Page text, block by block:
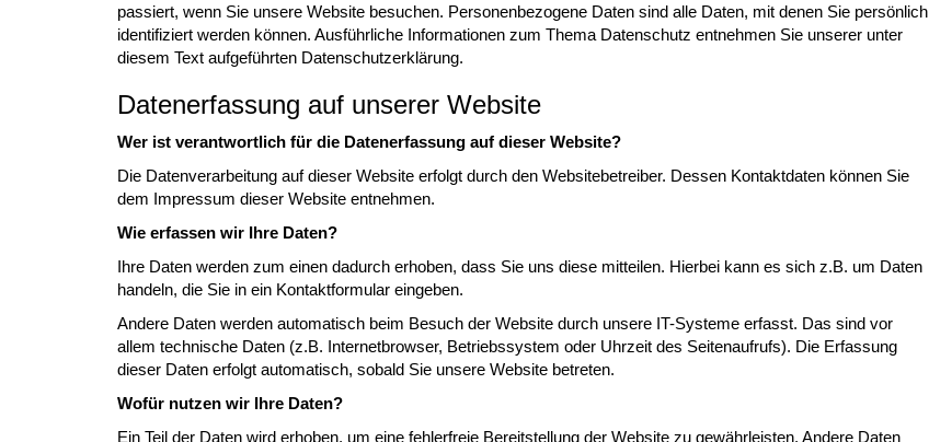
passiert, wenn Sie unsere Website besuchen. Personenbezogene Daten sind alle Daten, mit denen Sie persönlich
identifiziert werden können. Ausführliche Informationen zum Thema Datenschutz entnehmen Sie unserer unter
diesem Text aufgeführten Datenschutzerklärung.
Datenerfassung auf unserer Website
Wer ist verantwortlich für die Datenerfassung auf dieser Website?
Die Datenverarbeitung auf dieser Website erfolgt durch den Websitebetreiber. Dessen Kontaktdaten können Sie
dem Impressum dieser Website entnehmen.
Wie erfassen wir Ihre Daten?
Ihre Daten werden zum einen dadurch erhoben, dass Sie uns diese mitteilen. Hierbei kann es sich z.B. um Daten
handeln, die Sie in ein Kontaktformular eingeben.
Andere Daten werden automatisch beim Besuch der Website durch unsere IT-Systeme erfasst. Das sind vor
allem technische Daten (z.B. Internetbrowser, Betriebssystem oder Uhrzeit des Seitenaufrufs). Die Erfassung
dieser Daten erfolgt automatisch, sobald Sie unsere Website betreten.
Wofür nutzen wir Ihre Daten?
Ein Teil der Daten wird erhoben, um eine fehlerfreie Bereitstellung der Website zu gewährleisten. Andere Daten